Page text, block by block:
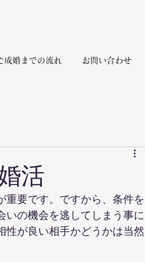
成婚までの流れ お問い合わせ
活
重要です。ですから、条件を
いの機会を逃してしまう事に
性が良い相手かどうかは当然